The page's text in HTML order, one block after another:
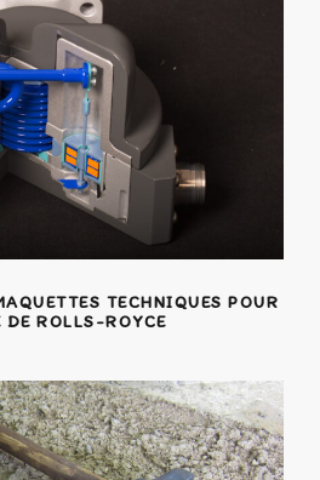
TECHNIQUES POUR
DE ROLLS-ROYCE